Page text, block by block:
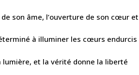
son âme, l’ouverture de son cœur
à illuminer les cœurs
lumière, et la vérité donne la liberté